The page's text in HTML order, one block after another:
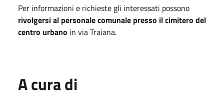
Per informazioni e richieste gli interessati possono
rivolgersi al personale comunale presso il cimitero del
centro urbano in via Traiana.
A cura di